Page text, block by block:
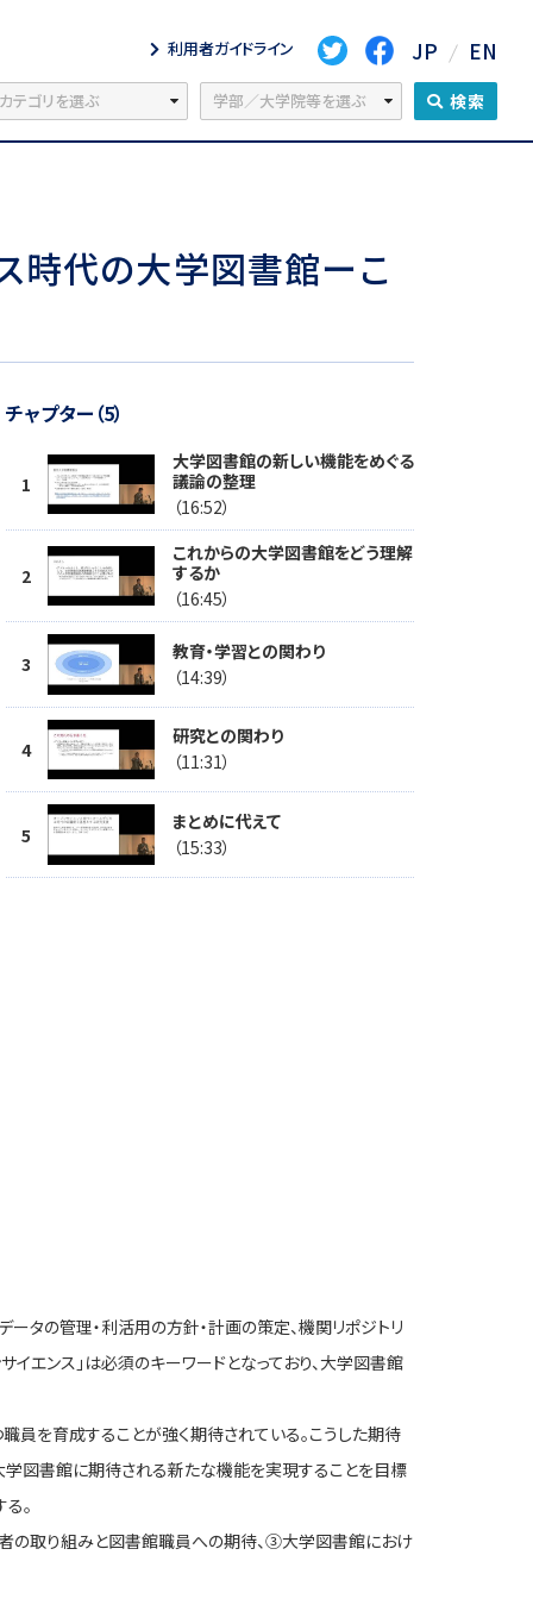
利用者ガイドライン JP EN
検索
時代の大学図書館ーこ
チャプター（5）
大学図書館の新しい機能をめぐる
議論の整理
（16:52）
これからの大学図書館をどう理解
するか
（16:45）
教育・学習との関わり
（14:39）
研究との関わり
（11:31）
まとめに代えて
（15:33）
タの管理・利活用の方針・計画の策定、機関リポジトリ
エンス」は必須のキーワードとなっており、大学図書館
員を育成することが強く期待されている。こうした期待
学図書館に期待される新たな機能を実現することを目標
。
の取り組みと図書館職員への期待、③大学図書館におけ